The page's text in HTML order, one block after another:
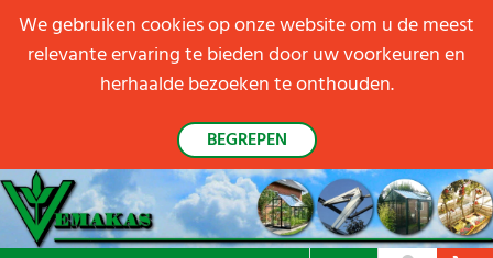
We gebruiken cookies op onze website om u de meest
relevante ervaring te bieden door uw voorkeuren en
herhaalde bezoeken te onthouden.
BEGREPEN